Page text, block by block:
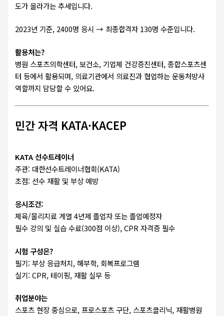
도가 올라가는 추세입니다.
2023년 기준, 2400명 응시 → 최종합격자 130명 수준입니다.
활용처는?
병원 스포츠의학센터, 보건소, 기업체 건강증진센터, 종합스포츠센
터 등에서 활용되며, 의료기관에서 의료진과 협업하는 운동처방사
역할까지 담당할 수 있어요.
민간 자격 KATA·KACEP
KATA 선수트레이너
주관: 대한선수트레이너협회(KATA)
초점: 선수 재활 및 부상 예방
응시조건:
체육/물리치료 계열 4년제 졸업자 또는 졸업예정자
필수 강의 및 실습 수료(300점 이상), CPR 자격증 필수
시험 구성은?
필기: 부상 응급처치, 해부학, 회복프로그램
실기: CPR, 테이핑, 재활 실무 등
취업분야는
스포츠 현장 중심으로, 프로스포츠 구단, 스포츠클리닉, 재활병원